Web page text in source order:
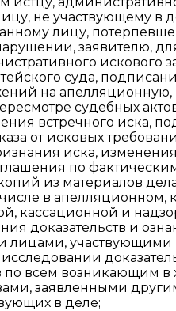
не участвующему в
лицу,
заявителю,
искового
суда,
на
судебных
встречного иска,
от исковых
иска,
по
из материалов
в
кассационной и
доказательств и
участвующими
исследовании
всем возникающим в
заявленными
в деле;